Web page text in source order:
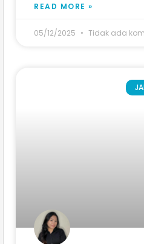
READ MORE »
05/12/2025 Tidak ada